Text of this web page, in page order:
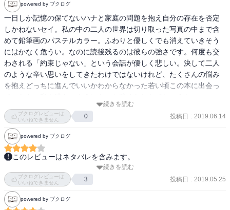
星ちゃんの記憶まで無くさなくていいんじゃ無いかなぁ
と思ったが
ハナの展開の山場なので仕方ないところではある。
中盤あたりから涙が止まらなかった。
今まで読んだ作品の中で1番泣いた。
自然とポロポロ流れてきて気づいたら号泣してるような感覚。
powered by ブクログ
一日しか記憶の保てないハナと家庭の問題を抱え自分の存在を否定
しかねないセイ。私の中の二人の世界は切り取った写真の中まで含
めて鉛筆画のパステルカラー。ふわりと優しくでも消えていきそう
にはかなく危うい。なのに読後残るのは彼らの強さです。何度も交
わされる「約束じゃない」という会話が優しく悲しい。決して二人
のような辛い思いをしてきたわけではないけれど、たくさんの悩み
を抱えどっちに進んでいいかわからなかった若い頃この本に出会っ
続きを読む
ブクログレビューは
いいねできません
0 投稿日 : 2019.06.14
powered by ブクログ
このレビューはネタバレを含みます。
読み終えた感想は個人的には好きな作品です。セイとハナ、2人の心
の変化につられてどんどん読み進めてしまいました。どこか切な
く、また優しい気持ちになれるステキな作品です。
続きを読む
ブクログレビューは
いいねできません
3 投稿日 : 2019.05.25
powered by ブクログ